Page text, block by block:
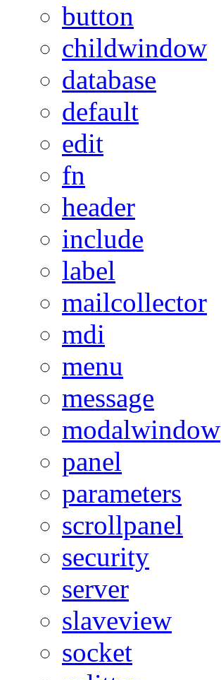
button
childwindow
database
default
edit
fn
header
include
label
mailcollector
mdi
menu
message
modalwindow
panel
parameters
scrollpanel
security
server
slaveview
socket